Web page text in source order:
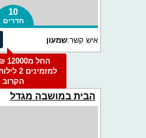
10
חדרים
איש קשר:שמעון
הקרוב
הבית במושבה מגדל